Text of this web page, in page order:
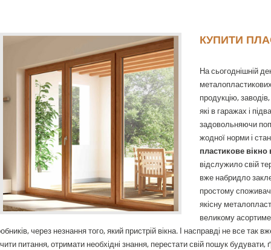
КУПИТИ
На сьогоднішній
продукцію, заводів,
які в гаражах і
задовольняючи
жодної норми і
пластикове вікно
відслужило свій
вже набридло
простому
якісну
великому
через незнання того, який пристрій вікна. І насправді не все так
питання, отримати необхідні знання, перестати свій пошук будувати,